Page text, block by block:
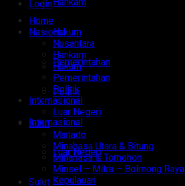
Login
Hukum
Pemerintahan
Politik
Internasional
Luar Negeri
Sulut
Home
Nasional
Nusantara
Hankam
Hukum
Pemerintahan
Politik
Internasional
Luar Negeri
Sulut
Manado
Minahasa Utara & Bitung
Minahasa & Tomohon
Minsel – Mitra – Bolmong Raya
Kepulauan